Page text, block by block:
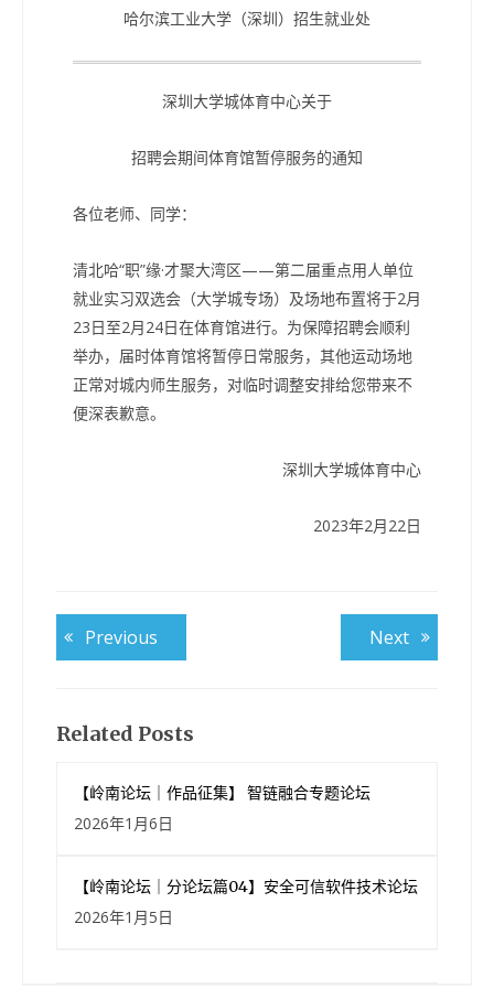
哈尔滨工业大学（深圳）招生就业处
深圳大学城体育中心关于
招聘会期间体育馆暂停服务的通知
各位老师、同学：
清北哈“职”缘·才聚大湾区——第二届重点用人单位
就业实习双选会（大学城专场）及场地布置将于2月
23日至2月24日在体育馆进行。为保障招聘会顺利
举办，届时体育馆将暂停日常服务，其他运动场地
正常对城内师生服务，对临时调整安排给您带来不
便深表歉意。
深圳大学城体育中心
2023年2月22日
文
章
航
Previous NextNext
Related Posts
【岭南论坛｜作品征集】 智链融合专题论坛
2026年1月6日
【岭南论坛｜分论坛篇04】安全可信软件技术论坛
2026年1月5日